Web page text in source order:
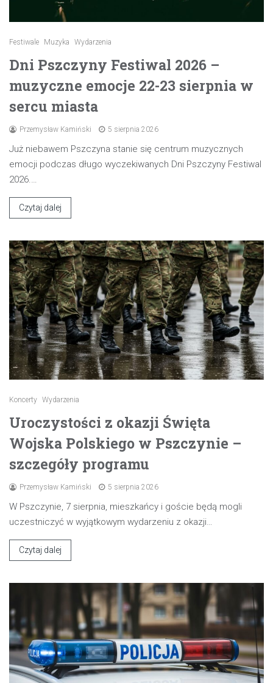
Festiwale Muzyka Wydarzenia
Dni Pszczyny Festiwal 2026 –
muzyczne emocje 22-23 sierpnia w
sercu miasta
Przemysław Kamiński 5 sierpnia 2026
Już niebawem Pszczyna stanie się centrum muzycznych
emocji podczas długo wyczekiwanych Dni Pszczyny Festiwal
2026.…
Czytaj dalej
Koncerty Wydarzenia
Uroczystości z okazji Święta
Wojska Polskiego w Pszczynie –
szczegóły programu
Przemysław Kamiński 5 sierpnia 2026
W Pszczynie, 7 sierpnia, mieszkańcy i goście będą mogli
uczestniczyć w wyjątkowym wydarzeniu z okazji…
Czytaj dalej